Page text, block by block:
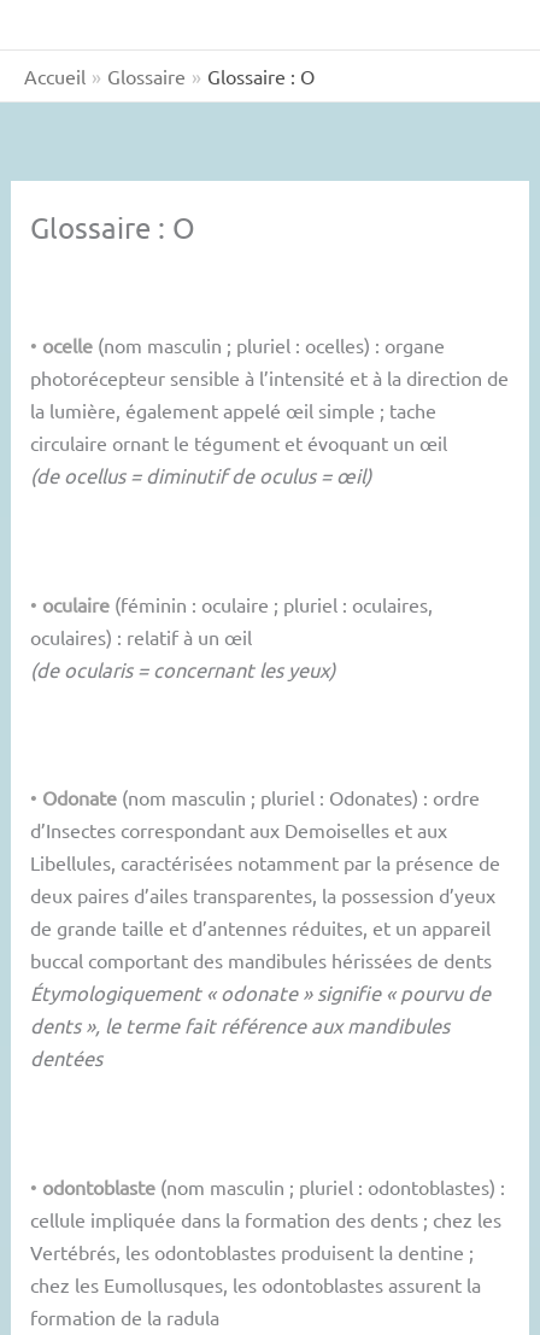
Accueil Glossaire Glossaire : O
Glossaire : O
• ocelle (nom masculin ; pluriel : ocelles) : organe
photorécepteur sensible à l’intensité et à la direction de
la lumière, également appelé œil simple ; tache
circulaire ornant le tégument et évoquant un œil
(de ocellus = diminutif de oculus = œil)
• oculaire (féminin : oculaire ; pluriel : oculaires,
oculaires) : relatif à un œil
(de ocularis = concernant les yeux)
• Odonate (nom masculin ; pluriel : Odonates) : ordre
d’Insectes correspondant aux Demoiselles et aux
Libellules, caractérisées notamment par la présence de
deux paires d’ailes transparentes, la possession d’yeux
de grande taille et d’antennes réduites, et un appareil
buccal comportant des mandibules hérissées de dents
Étymologiquement « odonate » signifie « pourvu de
dents », le terme fait référence aux mandibules
dentées
• odontoblaste (nom masculin ; pluriel : odontoblastes) :
cellule impliquée dans la formation des dents ; chez les
Vertébrés, les odontoblastes produisent la dentine ;
chez les Eumollusques, les odontoblastes assurent la
formation de la radula